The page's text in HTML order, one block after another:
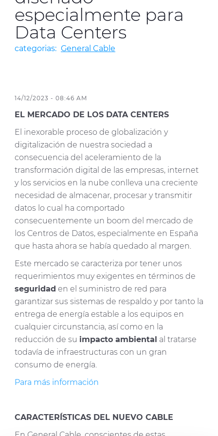
Media
Buscador Dop
People & Careers
Web Global
PRYSMIAN CLUB
DISCOVER ENERGY
3D
especialmente para
Data Centers
categorias: General Cable
14/12/2023 - 08:46 AM
EL MERCADO DE LOS DATA CENTERS
El inexorable proceso de globalización y
digitalización de nuestra sociedad a
consecuencia del aceleramiento de la
transformación digital de las empresas, internet
y los servicios en la nube conlleva una creciente
necesidad de almacenar, procesar y transmitir
datos lo cual ha comportado
consecuentemente un boom del mercado de
los Centros de Datos, especialmente en España
que hasta ahora se había quedado al margen.
Este mercado se caracteriza por tener unos
requerimientos muy exigentes en términos de
seguridad en el suministro de red para
garantizar sus sistemas de respaldo y por tanto la
entrega de energía estable a los equipos en
cualquier circunstancia, así como en la
reducción de su impacto ambiental al tratarse
todavía de infraestructuras con un gran
consumo de energía.
Para más información
CARACTERÍSTICAS DEL NUEVO CABLE